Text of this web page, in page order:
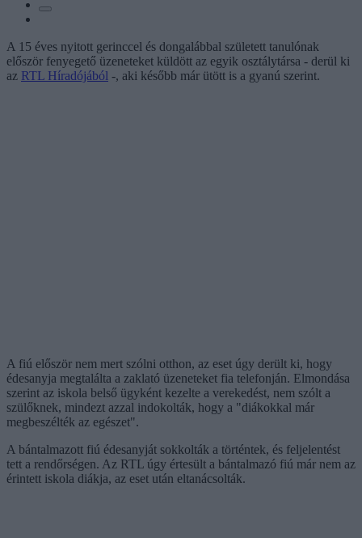
A 15 éves nyitott gerinccel és dongalábbal született tanulónak
először fenyegető üzeneteket küldött az egyik osztálytársa - derül ki
az RTL Híradójából -, aki később már ütött is a gyanú szerint.
A fiú először nem mert szólni otthon, az eset úgy derült ki, hogy
édesanyja megtalálta a zaklató üzeneteket fia telefonján. Elmondása
szerint az iskola belső ügyként kezelte a verekedést, nem szólt a
szülőknek, mindezt azzal indokolták, hogy a "diákokkal már
megbeszélték az egészet".
A bántalmazott fiú édesanyját sokkolták a történtek, és feljelentést
tett a rendőrségen. Az RTL úgy értesült a bántalmazó fiú már nem az
érintett iskola diákja, az eset után eltanácsolták.